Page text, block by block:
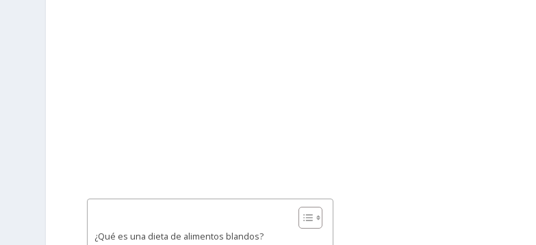
¿Qué es una dieta de alimentos blandos?